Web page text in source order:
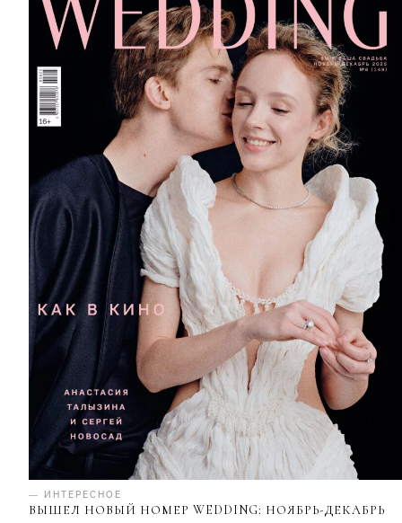
— ИНТЕРЕСНОЕ
ВЫШЕЛ НОВЫЙ НОМЕР WEDDING: НОЯБРЬ-ДЕКАБРЬ